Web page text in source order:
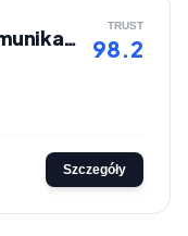
Urządzenia radiokomunikacyjne | Sklep internetowy azstudio.com.pl TRUST
98.2
Szczegóły